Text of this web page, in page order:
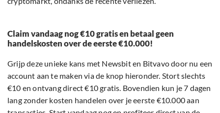
Claim vandaag nog €10 gratis en betaal geen
handelskosten over de eerste €10.000!
Grijp deze unieke kans met Newsbit en Bitvavo door nu een
account aan te maken via de knop hieronder. Stort slechts
€10 en ontvang direct €10 gratis. Bovendien kun je 7 dagen
lang zonder kosten handelen over je eerste €10.000 aan